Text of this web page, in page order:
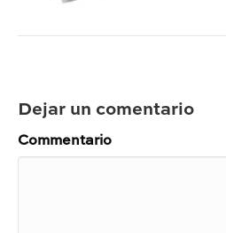
Dejar un comentario
Commentario